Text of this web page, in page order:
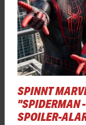
SPINNT
"SPIDERMAN
SPOILER-